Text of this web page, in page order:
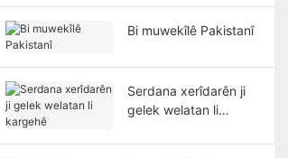
Bi muwekîlê Pakistanî
Serdana xerîdarên ji
gelek welatan li